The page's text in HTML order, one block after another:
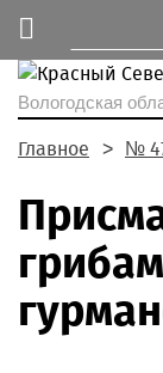
Вологодская
Главное №